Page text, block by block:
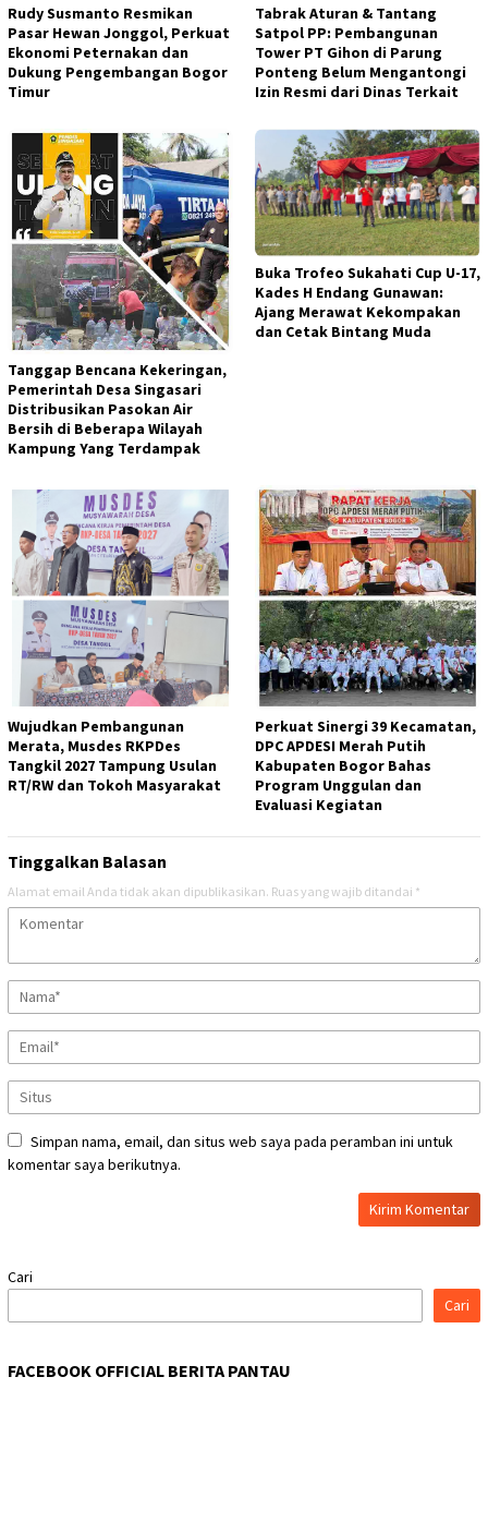
Rudy Susmanto Resmikan
Pasar Hewan Jonggol, Perkuat
Ekonomi Peternakan dan
Dukung Pengembangan Bogor
Timur
Tabrak Aturan & Tantang
Satpol PP: Pembangunan
Tower PT Gihon di Parung
Ponteng Belum Mengantongi
Izin Resmi dari Dinas Terkait
Tanggap Bencana Kekeringan,
Pemerintah Desa Singasari
Distribusikan Pasokan Air
Bersih di Beberapa Wilayah
Kampung Yang Terdampak
Buka Trofeo Sukahati Cup U-17,
Kades H Endang Gunawan:
Ajang Merawat Kekompakan
dan Cetak Bintang Muda
Wujudkan Pembangunan
Merata, Musdes RKPDes
Tangkil 2027 Tampung Usulan
RT/RW dan Tokoh Masyarakat
Perkuat Sinergi 39 Kecamatan,
DPC APDESI Merah Putih
Kabupaten Bogor Bahas
Program Unggulan dan
Evaluasi Kegiatan
Tinggalkan Balasan
Alamat email Anda tidak akan dipublikasikan. Ruas yang wajib ditandai *
Simpan nama, email, dan situs web saya pada peramban ini untuk
komentar saya berikutnya.
Cari
Cari
FACEBOOK OFFICIAL BERITA PANTAU